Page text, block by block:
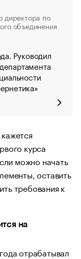
директора по
объединения
Руководил
курса
можно начать
оставить
требования к
на
отрабатывал